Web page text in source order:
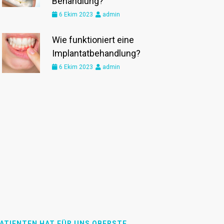
6 Ekim 2023 admin
Wie funktioniert eine
Implantatbehandlung?
6 Ekim 2023 admin